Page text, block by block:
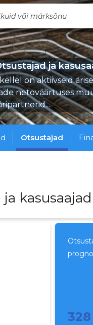
ja
on aktiivseid
netoväärtuses
Otsustajad
kasusaajad